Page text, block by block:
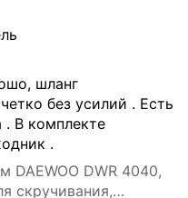
шланг
без усилий . Есть
В комплекте
.
DWR 4040,
скручивания,